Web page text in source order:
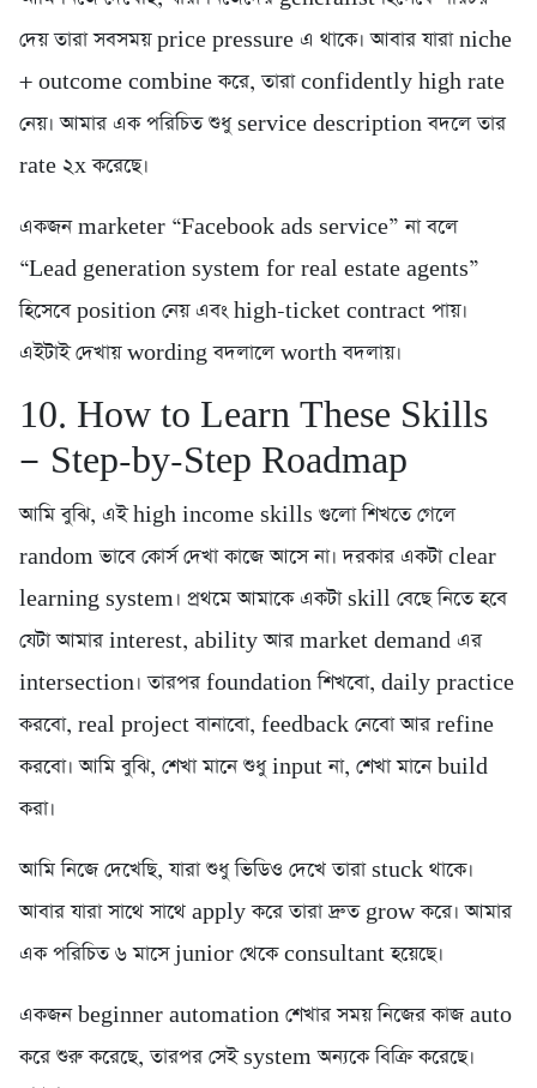
দেয় তারা সবসময় price pressure এ থাকে। আবার যারা niche
+ outcome combine করে, তারা confidently high rate
নেয়। আমার এক পরিচিত শুধু service description বদলে তার
rate ২x করেছে।
একজন marketer “Facebook ads service” না বলে
“Lead generation system for real estate agents”
হিসেবে position নেয় এবং high-ticket contract পায়।
এইটাই দেখায় wording বদলালে worth বদলায়।
10. How to Learn These Skills
— Step-by-Step Roadmap
আমি বুঝি, এই high income skills গুলো শিখতে গেলে
random ভাবে কোর্স দেখা কাজে আসে না। দরকার একটা clear
learning system। প্রথমে আমাকে একটা skill বেছে নিতে হবে
যেটা আমার interest, ability আর market demand এর
intersection। তারপর foundation শিখবো, daily practice
করবো, real project বানাবো, feedback নেবো আর refine
করবো। আমি বুঝি, শেখা মানে শুধু input না, শেখা মানে build
করা।
আমি নিজে দেখেছি, যারা শুধু ভিডিও দেখে তারা stuck থাকে।
আবার যারা সাথে সাথে apply করে তারা দ্রুত grow করে। আমার
এক পরিচিত ৬ মাসে junior থেকে consultant হয়েছে।
একজন beginner automation শেখার সময় নিজের কাজ auto
করে শুরু করেছে, তারপর সেই system অন্যকে বিক্রি করেছে।